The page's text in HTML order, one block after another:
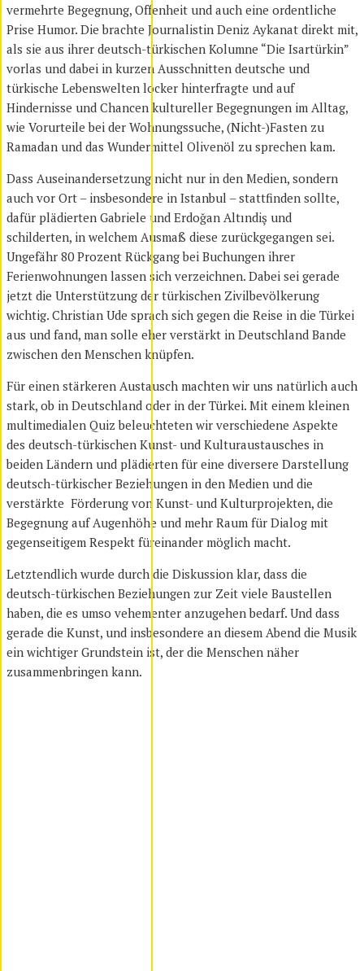
vermehrte Begegnung, Offenheit und auch eine ordentliche
Prise Humor. Die brachte Journalistin Deniz Aykanat direkt mit,
als sie aus ihrer deutsch-türkischen Kolumne “Die Isartürkin”
vorlas und dabei in kurzen Ausschnitten deutsche und
türkische Lebenswelten locker hinterfragte und auf
Hindernisse und Chancen kultureller Begegnungen im Alltag,
wie Vorurteile bei der Wohnungssuche, (Nicht-)Fasten zu
Ramadan und das Wundermittel Olivenöl zu sprechen kam.
Dass Auseinandersetzung nicht nur in den Medien, sondern
auch vor Ort – insbesondere in Istanbul – stattfinden sollte,
dafür plädierten Gabriele und Erdoğan Altındiş und
schilderten, in welchem Ausmaß diese zurückgegangen sei.
Ungefähr 80 Prozent Rückgang bei Buchungen ihrer
Ferienwohnungen lassen sich verzeichnen. Dabei sei gerade
jetzt die Unterstützung der türkischen Zivilbevölkerung
wichtig. Christian Ude sprach sich gegen die Reise in die Türkei
aus und fand, man solle eher verstärkt in Deutschland Bande
zwischen den Menschen knüpfen.
Für einen stärkeren Austausch machten wir uns natürlich auch
stark, ob in Deutschland oder in der Türkei. Mit einem kleinen
multimedialen Quiz beleuchteten wir verschiedene Aspekte
des deutsch-türkischen Kunst- und Kulturaustausches in
beiden Ländern und plädierten für eine diversere Darstellung
deutsch-türkischer Beziehungen in den Medien und die
verstärkte Förderung von Kunst- und Kulturprojekten, die
Begegnung auf Augenhöhe und mehr Raum für Dialog mit
gegenseitigem Respekt füreinander möglich macht.
Letztendlich wurde durch die Diskussion klar, dass die
deutsch-türkischen Beziehungen zur Zeit viele Baustellen
haben, die es umso vehementer anzugehen bedarf. Und dass
gerade die Kunst, und insbesondere an diesem Abend die Musik
ein wichtiger Grundstein ist, der die Menschen näher
zusammenbringen kann.